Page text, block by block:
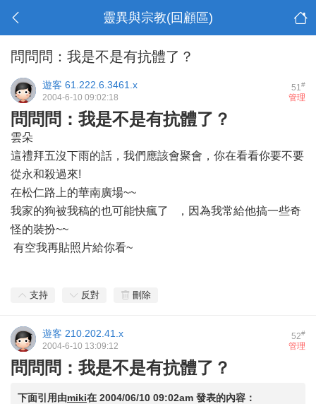
靈異與宗教(回顧區)
問問問：我是不是有抗體了？
51#
遊客 61.222.6.3461.x
管理
2004-6-10 09:02:18
問問問：我是不是有抗體了？
雲朵
這禮拜五沒下雨的話，我們應該會聚會，你在看看你要不要
從永和殺過來!
在松仁路上的華南廣場~~
我家的狗被我稿的也可能快瘋了
，因為我常給他搞一些奇
怪的裝扮~~
有空我再貼照片給你看~
支持 反對 刪除
52#
遊客 210.202.41.x
管理
2004-6-10 13:09:12
問問問：我是不是有抗體了？
下面引用由miki在 2004/06/10 09:02am 發表的內容：